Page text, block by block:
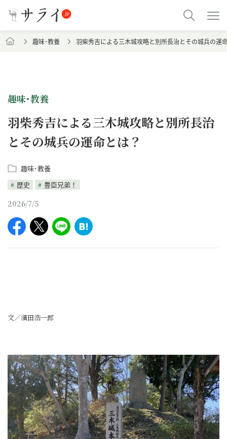
趣味･教養 羽柴秀吉による三木城攻略と別所長治とその城兵の運
趣味･教養
羽柴秀吉による三木城攻略と別所長治
とその城兵の運命とは？
趣味･教養
歴史
豊臣兄弟！
2026/7/5
文／濱田浩一郎